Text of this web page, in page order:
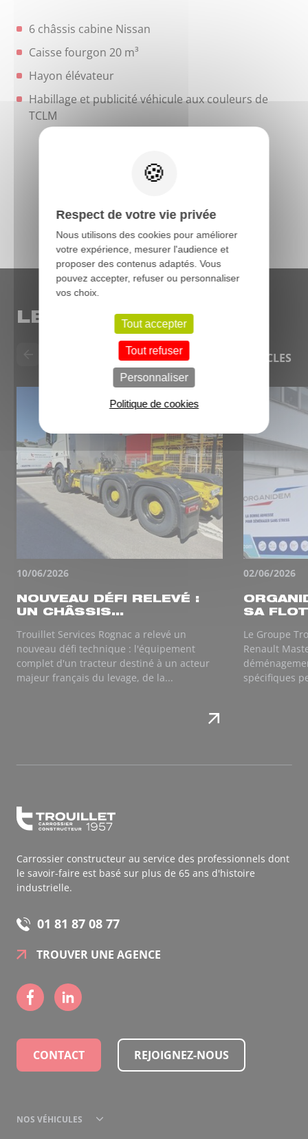
6 châssis cabine Nissan
Caisse fourgon 20 m³
Hayon élévateur
Habillage et publicité véhicule aux couleurs de
TCLM
LE BLOG
TOUS LES ARTICLES
10/06/2026
NOUVEAU DÉFI RELEVÉ :
UN CHÂSSIS...
Trouillet Services Rognac a relevé un
nouveau défi technique : l'équipement
complet d'un tracteur destiné à un acteur
majeur français du levage, de la...
02/06/2026
SA
Le Groupe
Renault
spécifiques
Carrossier constructeur au service des professionnels dont
le savoir-faire est basé sur plus de 65 ans d'histoire
industrielle.
01 81 87 08 77
TROUVER UNE AGENCE
CONTACT REJOIGNEZ-NOUS
NOS VÉHICULES
Respect de votre vie privée
Nous utilisons des cookies pour améliorer
votre expérience, mesurer l'audience et
proposer des contenus adaptés. Vous
pouvez accepter, refuser ou personnaliser
vos choix.
Tout accepter
Tout refuser
Personnaliser
Politique de cookies